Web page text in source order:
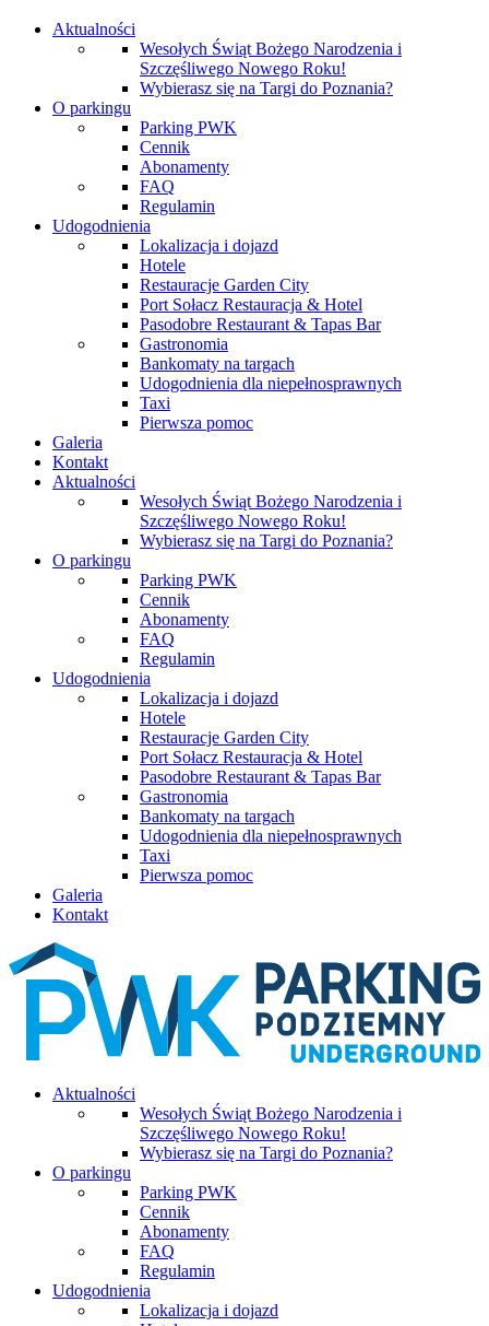
Aktualności
Wesołych Świąt Bożego Narodzenia i
Szczęśliwego Nowego Roku!
Wybierasz się na Targi do Poznania?
O parkingu
Parking PWK
Cennik
Abonamenty
FAQ
Regulamin
Udogodnienia
Lokalizacja i dojazd
Hotele
Restauracje Garden City
Port Sołacz Restauracja & Hotel
Pasodobre Restaurant & Tapas Bar
Gastronomia
Bankomaty na targach
Udogodnienia dla niepełnosprawnych
Taxi
Pierwsza pomoc
Galeria
Kontakt
Aktualności
Wesołych Świąt Bożego Narodzenia i
Szczęśliwego Nowego Roku!
Wybierasz się na Targi do Poznania?
O parkingu
Parking PWK
Cennik
Abonamenty
FAQ
Regulamin
Udogodnienia
Lokalizacja i dojazd
Hotele
Restauracje Garden City
Port Sołacz Restauracja & Hotel
Pasodobre Restaurant & Tapas Bar
Gastronomia
Bankomaty na targach
Udogodnienia dla niepełnosprawnych
Taxi
Pierwsza pomoc
Galeria
Kontakt
Aktualności
Wesołych Świąt Bożego Narodzenia i
Szczęśliwego Nowego Roku!
Wybierasz się na Targi do Poznania?
O parkingu
Parking PWK
Cennik
Abonamenty
FAQ
Regulamin
Udogodnienia
Lokalizacja i dojazd